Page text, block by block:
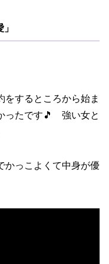
をするところから始ま
ったです🎵 強い女と
かっこよくて中身が優